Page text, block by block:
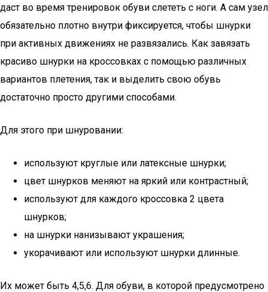
даст во время тренировок обуви слететь с ноги. А сам узел
обязательно плотно внутри фиксируется, чтобы шнурки
при активных движениях не развязались. Как завязать
красиво шнурки на кроссовках с помощью различных
вариантов плетения, так и выделить свою обувь
достаточно просто другими способами.
Для этого при шнуровании:
используют круглые или латексные шнурки;
цвет шнурков меняют на яркий или контрастный;
используют для каждого кроссовка 2 цвета
шнурков;
на шнурки нанизывают украшения;
укорачивают или используют шнурки длинные.
Их может быть 4,5,6. Для обуви, в которой предусмотрено